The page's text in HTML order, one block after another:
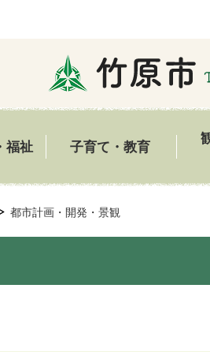
福祉 子育て・教育
都市計画・開発・景観